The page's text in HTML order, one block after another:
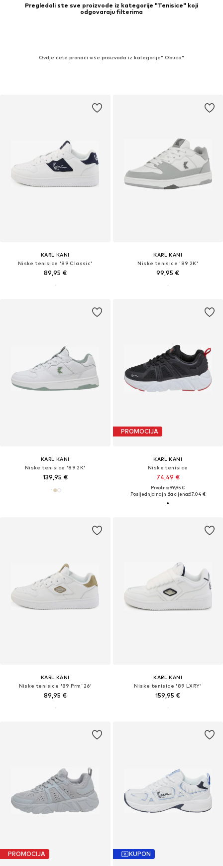
Pregledali ste sve proizvode iz kategorije "Tenisice" koji
odgovaraju filterima
Ovdje ćete pronaći više proizvoda iz kategorije" Obuća"
KARL KANI
Niske tenisice '89 Classic'
89,95 €
KARL KANI
Niske tenisice '89 2K'
99,95 €
KARL KANI
Niske tenisice '89 2K'
139,95 €
PROMOCIJA
KARL KANI
Niske tenisice
74,49 €
Prvotno: 99,95 €
Posljednja najniža cijena:67,04 €
KARL KANI
Niske tenisice '89 Prm`26'
89,95 €
KARL KANI
Niske tenisice '89 LXRY'
159,95 €
PROMOCIJA KUPON